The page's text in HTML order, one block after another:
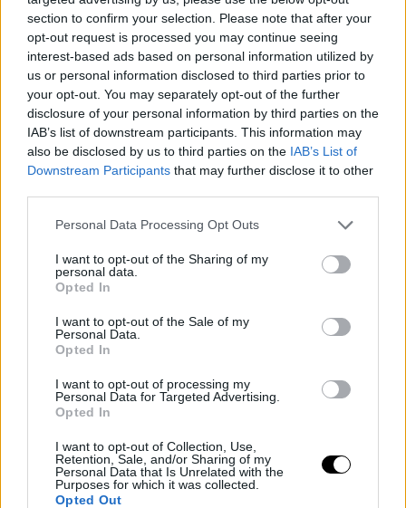
section to confirm your selection. Please note that after your
opt-out request is processed you may continue seeing
interest-based ads based on personal information utilized by
us or personal information disclosed to third parties prior to
your opt-out. You may separately opt-out of the further
disclosure of your personal information by third parties on the
IAB’s list of downstream participants. This information may
also be disclosed by us to third parties on the IAB’s List of
Downstream Participants that may further disclose it to other
Personal Data Processing Opt Outs
I want to opt-out of the Sharing of my
personal data.
Opted In
I want to opt-out of the Sale of my
Personal Data.
Opted In
I want to opt-out of processing my
Personal Data for Targeted Advertising.
Opted In
I want to opt-out of Collection, Use,
Retention, Sale, and/or Sharing of my
Personal Data that Is Unrelated with the
Purposes for which it was collected.
Opted Out